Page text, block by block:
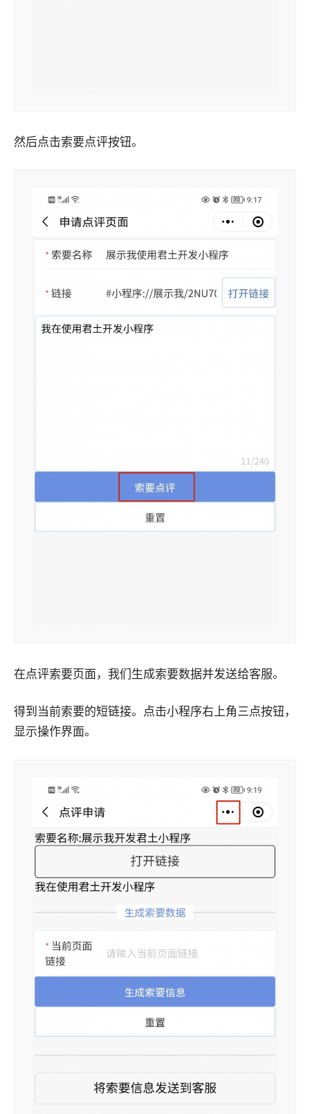
然后点击索要点评按钮。
在点评索要页面，我们生成索要数据并发送给客服。
得到当前索要的短链接。点击小程序右上角三点按钮，
显示操作界面。